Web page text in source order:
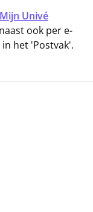
Mijn Univé
ook per e-
het 'Postvak'.